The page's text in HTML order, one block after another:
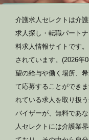
介護求人セレクトは介
求人探し・転職パート
料求人情報サイトです
されています。(2026年
望の給与や働く場所、
て応募することができ
れている求人を取り扱
バイザーが、無料であ
人セレクトには介護業